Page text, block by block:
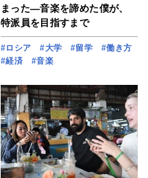
まった―音楽を諦めた僕が、
特派員を目指すまで
#ロシア #大学 #留学
#働き方
#経済
#音楽